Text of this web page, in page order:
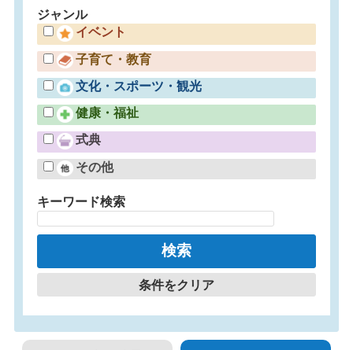
ジャンル
イベント
子育て・教育
文化・スポーツ・観光
健康・福祉
式典
その他
キーワード検索
条件をクリア